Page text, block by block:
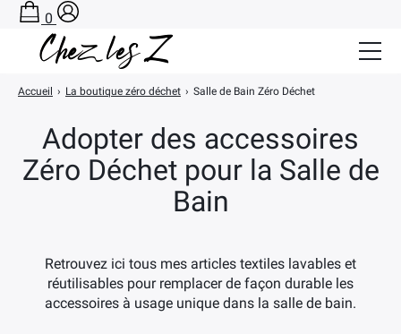
Adopter des accessoires
Zéro Déchet pour la Salle de
Bain
Retrouvez ici tous mes articles textiles lavables et
réutilisables pour remplacer de façon durable les
accessoires à usage unique dans la salle de bain.
Accueil › La boutique zéro déchet › Salle de Bain Zéro Déchet
0
Salle de Bain Zéro Déchet
Cuisine Zéro Déchet
BLOG